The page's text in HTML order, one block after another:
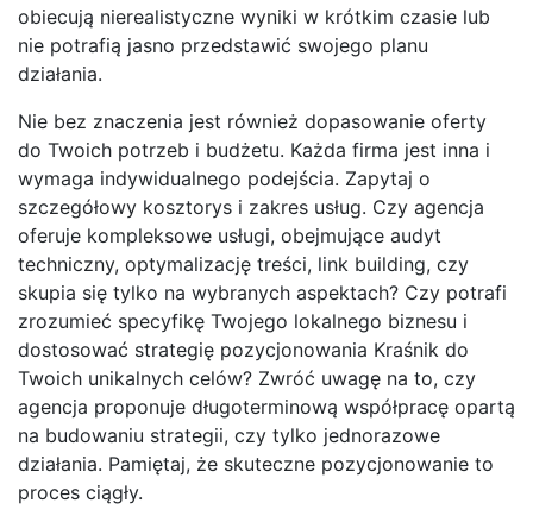
obiecują nierealistyczne wyniki w krótkim czasie lub
nie potrafią jasno przedstawić swojego planu
działania.
Nie bez znaczenia jest również dopasowanie oferty
do Twoich potrzeb i budżetu. Każda firma jest inna i
wymaga indywidualnego podejścia. Zapytaj o
szczegółowy kosztorys i zakres usług. Czy agencja
oferuje kompleksowe usługi, obejmujące audyt
techniczny, optymalizację treści, link building, czy
skupia się tylko na wybranych aspektach? Czy potrafi
zrozumieć specyfikę Twojego lokalnego biznesu i
dostosować strategię pozycjonowania Kraśnik do
Twoich unikalnych celów? Zwróć uwagę na to, czy
agencja proponuje długoterminową współpracę opartą
na budowaniu strategii, czy tylko jednorazowe
działania. Pamiętaj, że skuteczne pozycjonowanie to
proces ciągły.